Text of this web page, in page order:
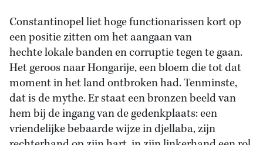
Constantinopel liet hoge functionarissen kort op
een positie zitten om het aangaan van
hechte lokale banden en corruptie tegen te gaan.
Het geroos naar Hongarije, een bloem die tot dat
moment in het land ontbroken had. Tenminste,
dat is de mythe. Er staat een bronzen beeld van
hem bij de ingang van de gedenkplaats: een
vriendelijke bebaarde wijze in djellaba, zijn